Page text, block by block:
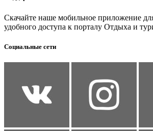
Скачайте наше мобильное приложение
удобного доступа к порталу Отдыха и
Социальные сети